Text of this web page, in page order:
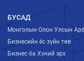
БУСАД
Монголын Олон Улсын
Бизнесийн ёс зүйн төв
Бизнес ба Хүний эрх